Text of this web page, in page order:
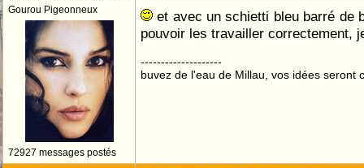
Gourou Pigeonneux
72927 messages postés
et avec un schietti bleu barré de
pouvoir les travailler correctement,
--------------------
buvez de l'eau de Millau, vos idées seront